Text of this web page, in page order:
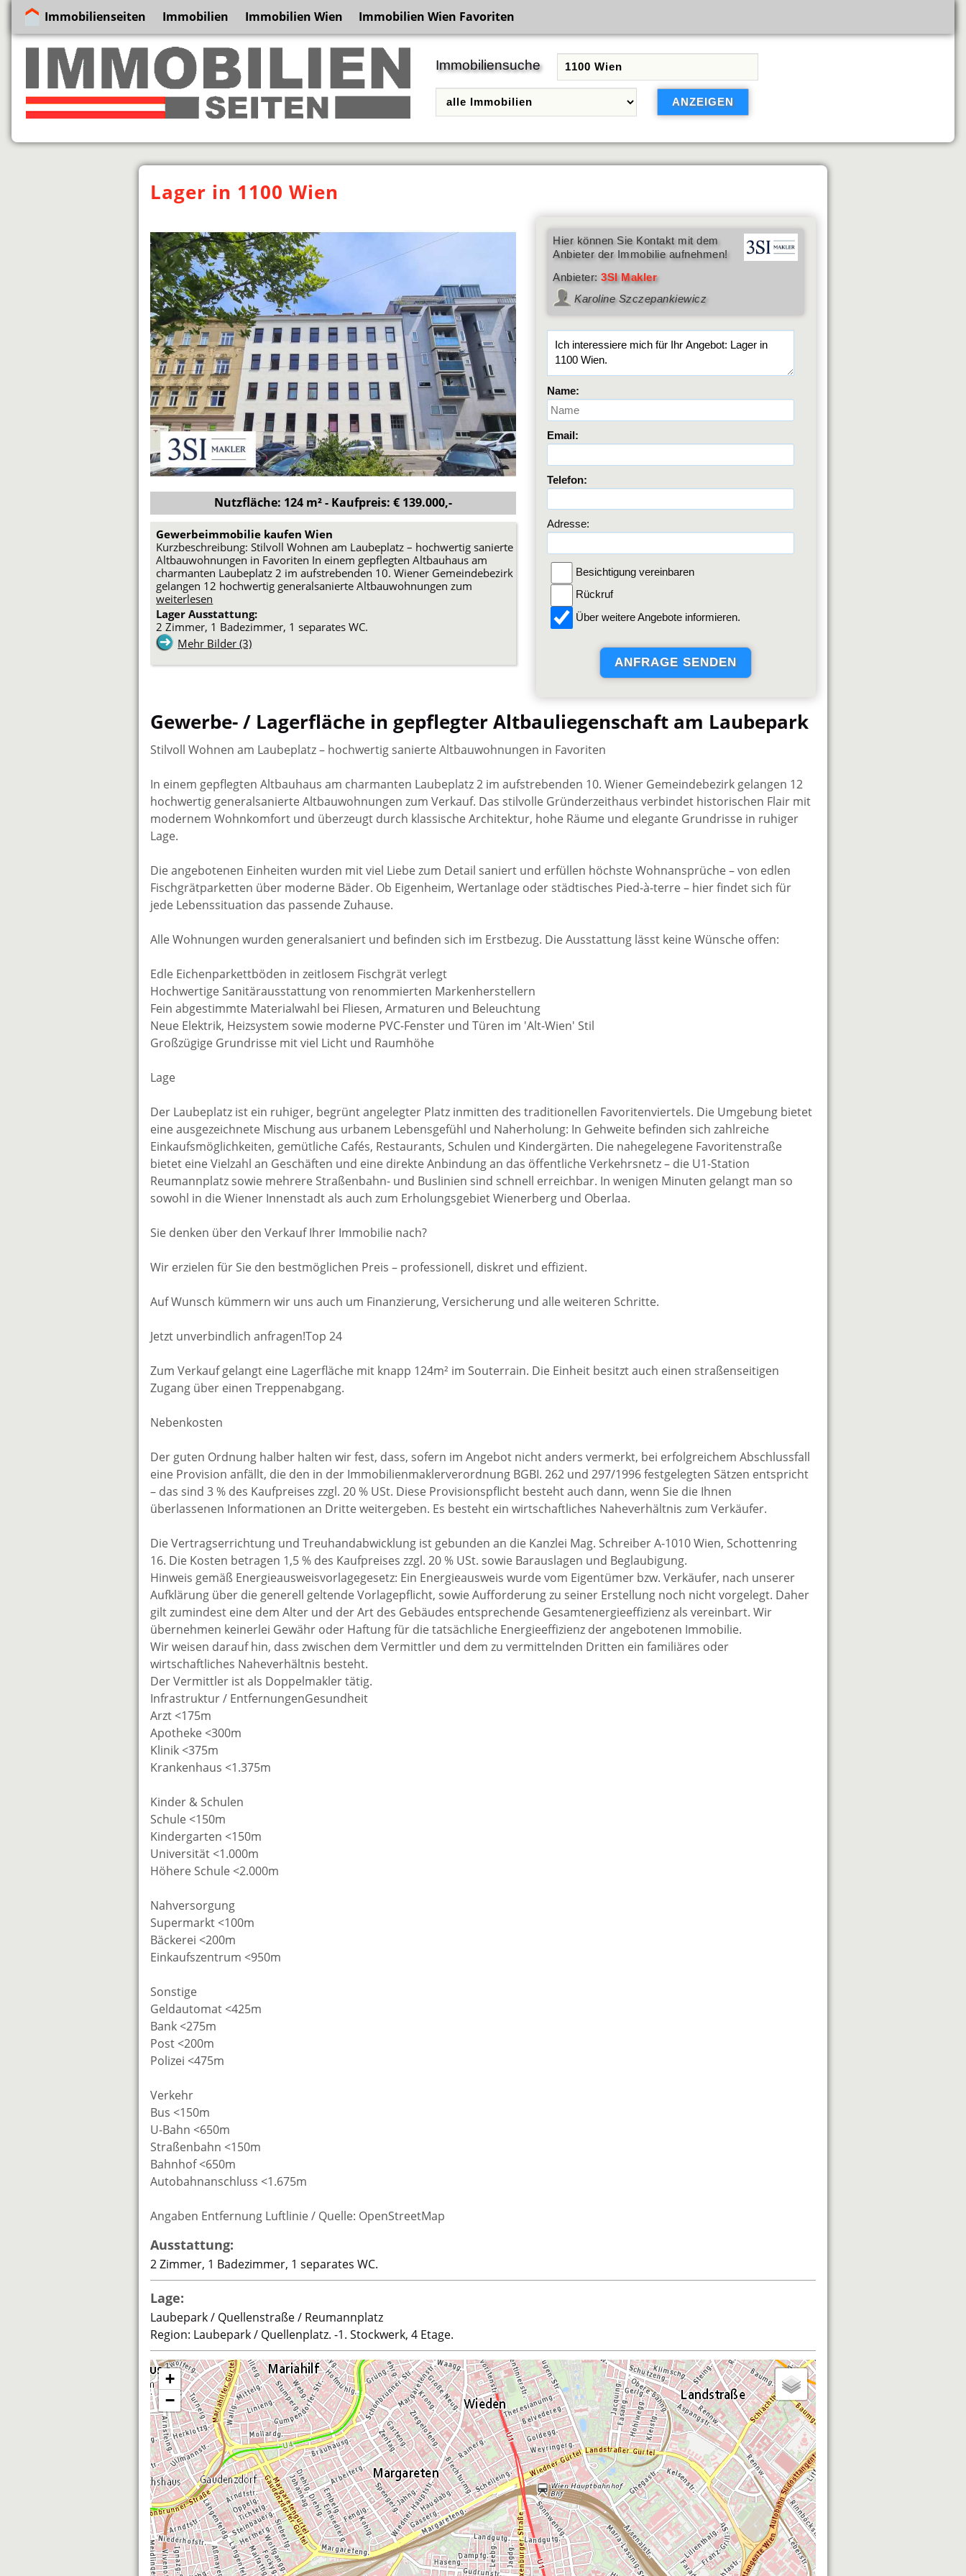
Immobilienseiten Immobilien Immobilien Wien Immobilien Wien Favoriten
Immobiliensuche
Lager in 1100 Wien
Nutzfläche: 124 m² - Kaufpreis: € 139.000,-
Gewerbeimmobilie kaufen Wien
Kurzbeschreibung: Stilvoll Wohnen am Laubeplatz – hochwertig sanierte
Altbauwohnungen in Favoriten In einem gepflegten Altbauhaus am
charmanten Laubeplatz 2 im aufstrebenden 10. Wiener Gemeindebezirk
gelangen 12 hochwertig generalsanierte Altbauwohnungen zum
weiterlesen
Lager Ausstattung:
2 Zimmer, 1 Badezimmer, 1 separates WC.
Mehr Bilder (3)
Hier können Sie Kontakt mit dem
Anbieter der Immobilie aufnehmen!
Anbieter:3SI Makler
Karoline Szczepankiewicz
Name:
Email:
Telefon:
Adresse:
Besichtigung vereinbaren
Rückruf
Über weitere Angebote informieren.
Gewerbe- / Lagerfläche in gepflegter Altbauliegenschaft am Laubepark
Stilvoll Wohnen am Laubeplatz – hochwertig sanierte Altbauwohnungen in Favoriten
In einem gepflegten Altbauhaus am charmanten Laubeplatz 2 im aufstrebenden 10. Wiener Gemeindebezirk gelangen 12
hochwertig generalsanierte Altbauwohnungen zum Verkauf. Das stilvolle Gründerzeithaus verbindet historischen Flair mit
modernem Wohnkomfort und überzeugt durch klassische Architektur, hohe Räume und elegante Grundrisse in ruhiger
Lage.
Die angebotenen Einheiten wurden mit viel Liebe zum Detail saniert und erfüllen höchste Wohnansprüche – von edlen
Fischgrätparketten über moderne Bäder. Ob Eigenheim, Wertanlage oder städtisches Pied-à-terre – hier findet sich für
jede Lebenssituation das passende Zuhause.
Alle Wohnungen wurden generalsaniert und befinden sich im Erstbezug. Die Ausstattung lässt keine Wünsche offen:
Edle Eichenparkettböden in zeitlosem Fischgrät verlegt
Hochwertige Sanitärausstattung von renommierten Markenherstellern
Fein abgestimmte Materialwahl bei Fliesen, Armaturen und Beleuchtung
Neue Elektrik, Heizsystem sowie moderne PVC-Fenster und Türen im 'Alt-Wien' Stil
Großzügige Grundrisse mit viel Licht und Raumhöhe
Lage
Der Laubeplatz ist ein ruhiger, begrünt angelegter Platz inmitten des traditionellen Favoritenviertels. Die Umgebung bietet
eine ausgezeichnete Mischung aus urbanem Lebensgefühl und Naherholung: In Gehweite befinden sich zahlreiche
Einkaufsmöglichkeiten, gemütliche Cafés, Restaurants, Schulen und Kindergärten. Die nahegelegene Favoritenstraße
bietet eine Vielzahl an Geschäften und eine direkte Anbindung an das öffentliche Verkehrsnetz – die U1-Station
Reumannplatz sowie mehrere Straßenbahn- und Buslinien sind schnell erreichbar. In wenigen Minuten gelangt man so
sowohl in die Wiener Innenstadt als auch zum Erholungsgebiet Wienerberg und Oberlaa.
Sie denken über den Verkauf Ihrer Immobilie nach?
Wir erzielen für Sie den bestmöglichen Preis – professionell, diskret und effizient.
Auf Wunsch kümmern wir uns auch um Finanzierung, Versicherung und alle weiteren Schritte.
Jetzt unverbindlich anfragen!Top 24
Zum Verkauf gelangt eine Lagerfläche mit knapp 124m² im Souterrain. Die Einheit besitzt auch einen straßenseitigen
Zugang über einen Treppenabgang.
Nebenkosten
Der guten Ordnung halber halten wir fest, dass, sofern im Angebot nicht anders vermerkt, bei erfolgreichem Abschlussfall
eine Provision anfällt, die den in der Immobilienmaklerverordnung BGBI. 262 und 297/1996 festgelegten Sätzen entspricht
– das sind 3 % des Kaufpreises zzgl. 20 % USt. Diese Provisionspflicht besteht auch dann, wenn Sie die Ihnen
überlassenen Informationen an Dritte weitergeben. Es besteht ein wirtschaftliches Naheverhältnis zum Verkäufer.
Die Vertragserrichtung und Treuhandabwicklung ist gebunden an die Kanzlei Mag. Schreiber A-1010 Wien, Schottenring
16. Die Kosten betragen 1,5 % des Kaufpreises zzgl. 20 % USt. sowie Barauslagen und Beglaubigung.
Hinweis gemäß Energieausweisvorlagegesetz: Ein Energieausweis wurde vom Eigentümer bzw. Verkäufer, nach unserer
Aufklärung über die generell geltende Vorlagepflicht, sowie Aufforderung zu seiner Erstellung noch nicht vorgelegt. Daher
gilt zumindest eine dem Alter und der Art des Gebäudes entsprechende Gesamtenergieeffizienz als vereinbart. Wir
übernehmen keinerlei Gewähr oder Haftung für die tatsächliche Energieeffizienz der angebotenen Immobilie.
Wir weisen darauf hin, dass zwischen dem Vermittler und dem zu vermittelnden Dritten ein familiäres oder
wirtschaftliches Naheverhältnis besteht.
Der Vermittler ist als Doppelmakler tätig.
Infrastruktur / EntfernungenGesundheit
Arzt <175m
Apotheke <300m
Klinik <375m
Krankenhaus <1.375m
Kinder & Schulen
Schule <150m
Kindergarten <150m
Universität <1.000m
Höhere Schule <2.000m
Nahversorgung
Supermarkt <100m
Bäckerei <200m
Einkaufszentrum <950m
Sonstige
Geldautomat <425m
Bank <275m
Post <200m
Polizei <475m
Verkehr
Bus <150m
U-Bahn <650m
Straßenbahn <150m
Bahnhof <650m
Autobahnanschluss <1.675m
Angaben Entfernung Luftlinie / Quelle: OpenStreetMap
Ausstattung:
2 Zimmer, 1 Badezimmer, 1 separates WC.
Lage:
Laubepark / Quellenstraße / Reumannplatz
Region: Laubepark / Quellenplatz. -1. Stockwerk, 4 Etage.
+
−